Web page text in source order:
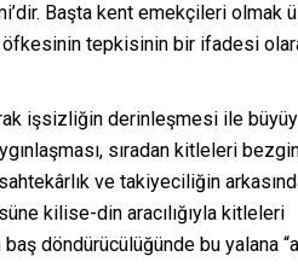
Başta kent emekçileri olmak
öfkesinin tepkisinin bir ifadesi
işsizliğin derinleşmesi ile
sıradan kitleleri
ve takiyeciliğin
kilise-din aracılığıyla kitleleri
döndürücülüğünde bu yalana